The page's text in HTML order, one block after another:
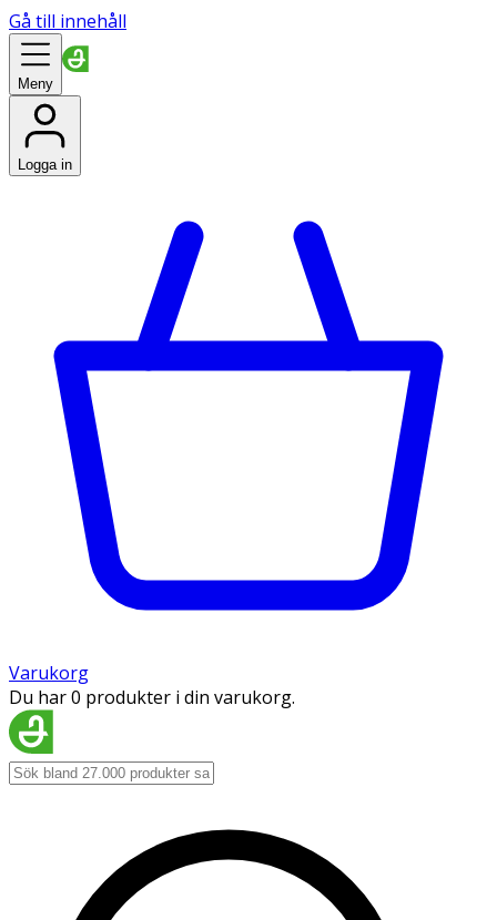
Gå till innehåll
Meny
Logga in
Varukorg
Du har 0 produkter i din varukorg.